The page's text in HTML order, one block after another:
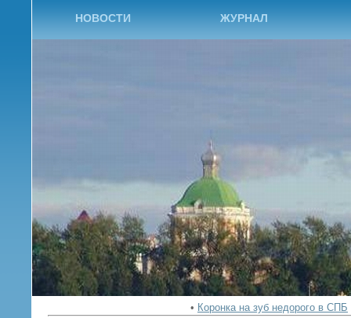
НОВОСТИ ЖУРНАЛ
• Коронка на зуб недорого в СПБ